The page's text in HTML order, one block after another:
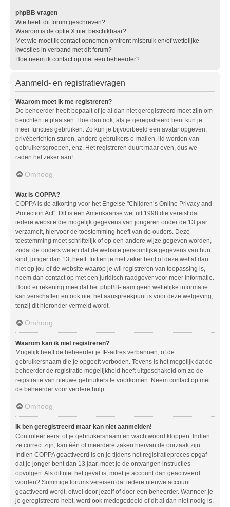
phpBB vragen
Wie heeft dit forum geschreven?
Waarom is de optie X niet beschikbaar?
Met wie moet ik contact opnemen omtrent misbruik en/of wettelijke
kwesties in verband met dit forum?
Hoe neem ik contact op met een beheerder?
Aanmeld- en registratievragen
Waarom moet ik me registreren?
De beheerder heeft bepaalt of je al dan niet geregistreerd moet zijn om
berichten te plaatsen. Hoe dan ook, als je geregistreerd bent kun je
meer functies gebruiken. Zo kun je bijvoorbeeld een avatar opgeven,
privéberichten sturen, andere gebruikers e-mailen, lid worden van
gebruikersgroepen, enz. Het registreren duurt maar even, dus we
raden het zeker aan!
Omhoog
Wat is COPPA?
COPPA is de afkorting voor het Engelse "Children’s Online Privacy and
Protection Act". Dit is een Amerikaanse wet uit 1998 die vereist dat
iedere website die mogelijk gegevens van jongeren onder de 13 jaar
verzamelt, hiervoor de toestemming heeft van de ouders. Deze
toestemming moet schriftelijk of op een andere wijze gegeven worden,
zodat de ouders weten dat de website persoonlijke gegevens van hun
kind, jonger dan 13, heeft. Indien je niet zeker bent of deze wet al dan
niet op jou of de website waarop je wil registreren van toepassing is,
neem dan contact op met een juridisch raadgever voor meer informatie.
Houd er rekening mee dat het phpBB-team geen wettelijke informatie
kan verschaffen en ook niet het aanspreekpunt is voor deze wetgeving,
tenzij dit hieronder vermeld wordt.
Omhoog
Waarom kan ik niet registreren?
Mogelijk heeft de beheerder je IP-adres verbannen, of de
gebruikersnaam die je opgeeft verboden. Tevens is het mogelijk dat de
beheerder de registratie mogelijkheid heeft uitgeschakeld om zo de
registratie van nieuwe gebruikers te voorkomen. Neem contact op met
de beheerder voor verdere hulp.
Omhoog
Ik ben geregistreerd maar kan niet aanmelden!
Controleer eerst of je gebruikersnaam en wachtwoord kloppen. Indien
ze correct zijn, kan één of meerdere zaken hiervan de oorzaak zijn.
Indien COPPA geactiveerd is en je tijdens het registratieproces opgaf
dat je jonger bent dan 13 jaar, moet je de ontvangen instructies
opvolgen. Als dit niet het geval is, moet je account dan geactiveerd
worden? Sommige forums vereisen dat iedere nieuwe account
geactiveerd wordt, ofwel door jezelf of door een beheerder. Wanneer je
je geregistreerd hebt, werd ook medegedeeld of dit al dan niet nodig is.